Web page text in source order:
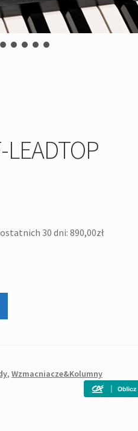
LEADTOP
ostatnich 30 dni:890,00zł
,Wzmacniacze&Kolumny